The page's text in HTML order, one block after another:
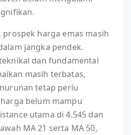
prospek harga emas masih
jangka pendek.
dan fundamental
masih terbatas,
tetap perlu
belum mampu
utama di 4.545 dan
MA 21 serta MA 50,